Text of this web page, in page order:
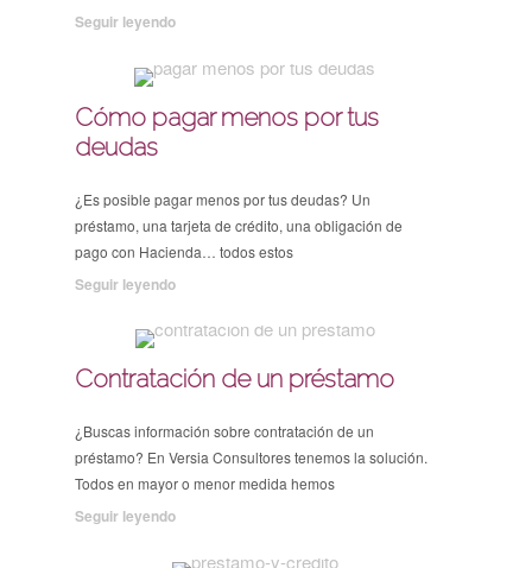
Seguir leyendo
Cómo pagar menos por tus
deudas
¿Es posible pagar menos por tus deudas? Un
préstamo, una tarjeta de crédito, una obligación de
pago con Hacienda… todos estos
Seguir leyendo
Contratación de un préstamo
¿Buscas información sobre contratación de un
préstamo? En Versia Consultores tenemos la solución.
Todos en mayor o menor medida hemos
Seguir leyendo